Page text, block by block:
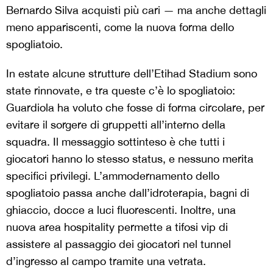
Bernardo Silva acquisti più cari — ma anche dettagli
meno appariscenti, come la nuova forma dello
spogliatoio.
In estate alcune strutture dell’Etihad Stadium sono
state rinnovate, e tra queste c’è lo spogliatoio:
Guardiola ha voluto che fosse di forma circolare, per
evitare il sorgere di gruppetti all’interno della
squadra. Il messaggio sottinteso è che tutti i
giocatori hanno lo stesso status, e nessuno merita
specifici privilegi. L’ammodernamento dello
spogliatoio passa anche dall’idroterapia, bagni di
ghiaccio, docce a luci fluorescenti. Inoltre, una
nuova area hospitality permette a tifosi vip di
assistere al passaggio dei giocatori nel tunnel
d’ingresso al campo tramite una vetrata.